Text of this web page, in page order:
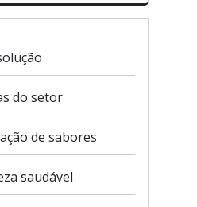
do setor
de sabores
saudável